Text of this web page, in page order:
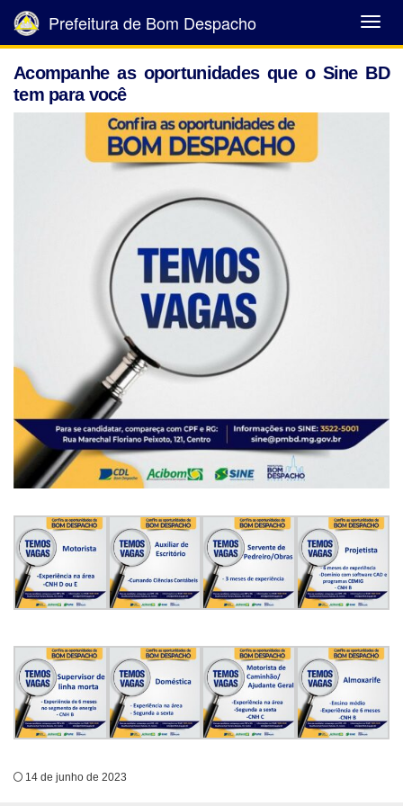
Abrir
Menu
Prefeitura de Bom Despacho
Acompanhe as oportunidades que o Sine BD
tem para você
14 de junho de 2023